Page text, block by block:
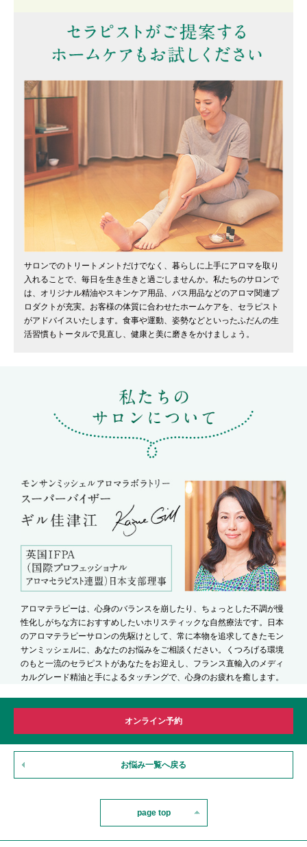
サロンでのトリートメントだけでなく、暮らしに上手にアロマを取り
入れることで、毎日を生き生きと過ごしませんか。私たちのサロンで
は、オリジナル精油やスキンケア用品、バス用品などのアロマ関連プ
ロダクトが充実。お客様の体質に合わせたホームケアを、セラピスト
がアドバイスいたします。食事や運動、姿勢などといったふだんの生
活習慣もトータルで見直し、健康と美に磨きをかけましょう。
アロマテラピーは、心身のバランスを崩したり、ちょっとした不調が慢
性化しがちな方におすすめしたいホリスティックな自然療法です。日本
のアロマテラピーサロンの先駆けとして、常に本物を追求してきたモン
サンミッシェルに、あなたのお悩みをご相談ください。くつろげる環境
のもと一流のセラピストがあなたをお迎えし、フランス直輸入のメディ
カルグレード精油と手によるタッチングで、心身のお疲れを癒します。
オンライン予約
お悩み一覧へ戻る
page top